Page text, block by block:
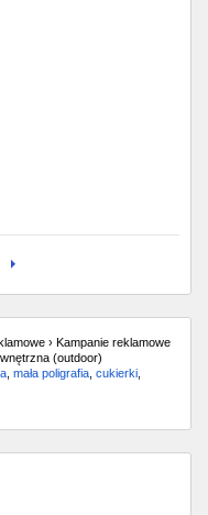
› Kampanie reklamowe
(outdoor)
mała poligrafia cukierki